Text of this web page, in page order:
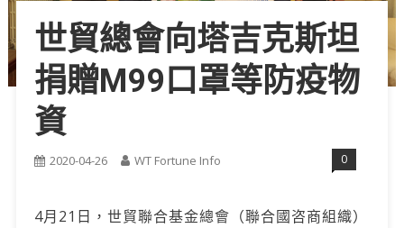
世貿總會向塔吉克斯坦
捐贈M99口罩等防疫物
資
2020-04-26 WT Fortune Info 0
4月21日，世貿聯合基金總會（聯合國咨商組織）